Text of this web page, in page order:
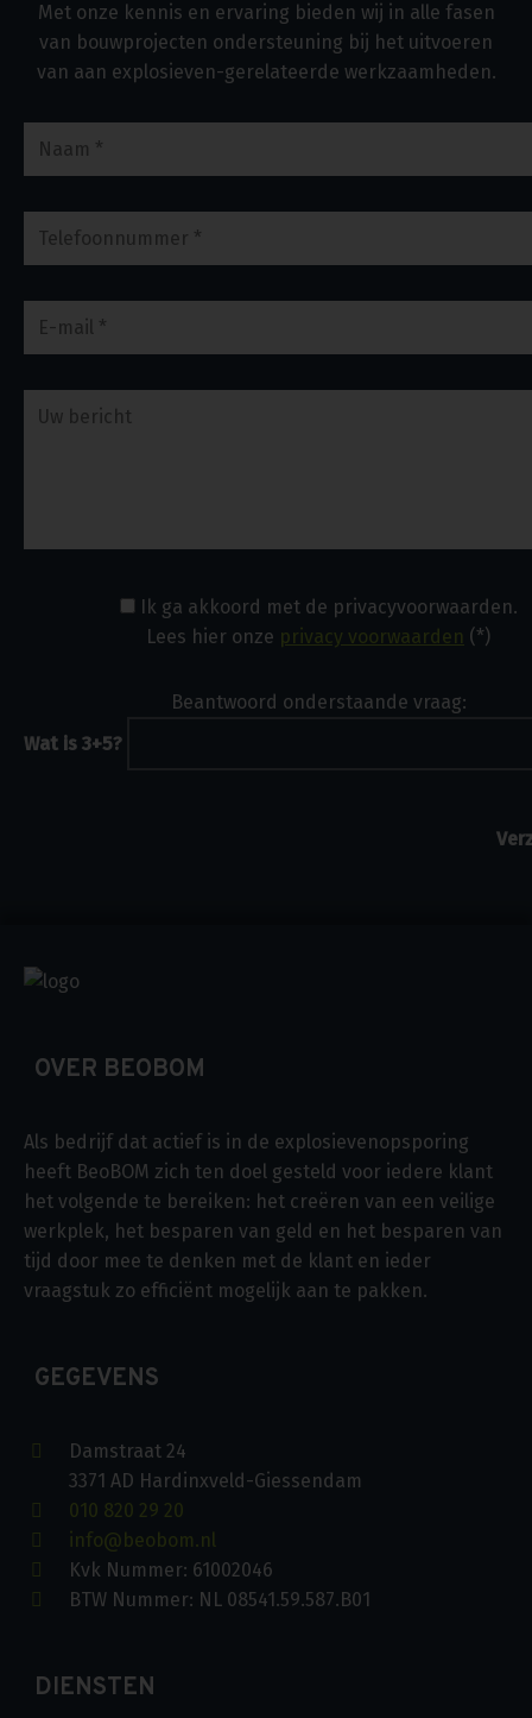
Met onze kennis en ervaring bieden wij in alle fasen
van bouwprojecten ondersteuning bij het uitvoeren
van aan explosieven-gerelateerde werkzaamheden.
Ik ga akkoord met de privacyvoorwaarden.
Lees hier onze privacy voorwaarden (*)
Beantwoord onderstaande vraag:
Wat is 3+5?
OVER BEOBOM
Als bedrijf dat actief is in de explosievenopsporing
heeft BeoBOM zich ten doel gesteld voor iedere klant
het volgende te bereiken: het creëren van een veilige
werkplek, het besparen van geld en het besparen van
tijd door mee te denken met de klant en ieder
vraagstuk zo efficiënt mogelijk aan te pakken.
GEGEVENS
Damstraat 24
3371 AD Hardinxveld-Giessendam
010 820 29 20
info@beobom.nl
Kvk Nummer: 61002046
BTW Nummer: NL 08541.59.587.B01
DIENSTEN